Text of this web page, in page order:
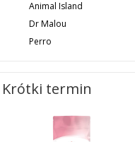
Animal Island
Dr Malou
Perro
Krótki termin